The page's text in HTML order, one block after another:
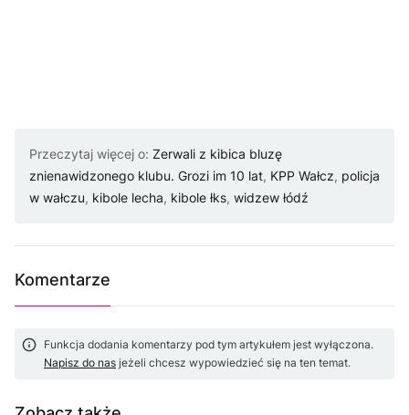
Przeczytaj więcej o: Zerwali z kibica bluzę
znienawidzonego klubu. Grozi im 10 lat, KPP Wałcz, policja
w wałczu, kibole lecha, kibole łks, widzew łódź
Komentarze
Funkcja dodania komentarzy pod tym artykułem jest wyłączona.
Napisz do nas jeżeli chcesz wypowiedzieć się na ten temat.